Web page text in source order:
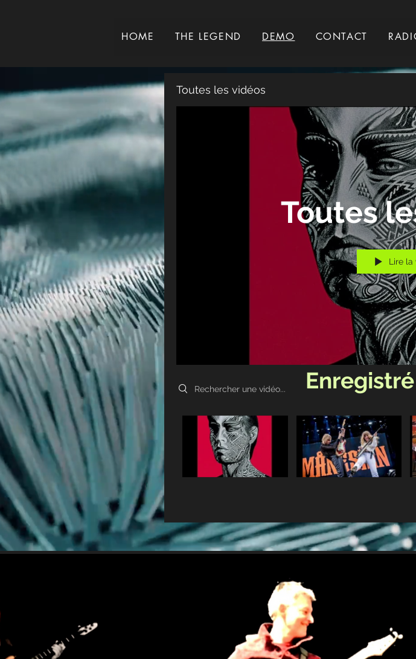
HOME THE LEGEND DEMO CONTACT
Toutes les vidéos
Toutes
Lire la
Search videos